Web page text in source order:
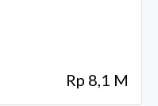
Rp 8,1 M